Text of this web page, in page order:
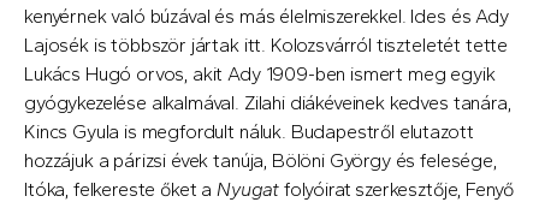
kenyérnek való búzával és más élelmiszerekkel. Ides és Ady
Lajosék is többször jártak itt. Kolozsvárról tiszteletét tette
Lukács Hugó orvos, akit Ady 1909-ben ismert meg egyik
gyógykezelése alkalmával. Zilahi diákéveinek kedves tanára,
Kincs Gyula is megfordult náluk. Budapestről elutazott
hozzájuk a párizsi évek tanúja, Bölöni György és felesége,
Itóka, felkereste őket a Nyugat folyóirat szerkesztője, Fenyő